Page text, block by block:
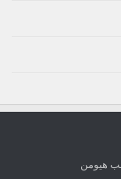
هیومن